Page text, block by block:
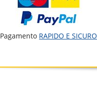
Pagamento RAPIDO E SICURO